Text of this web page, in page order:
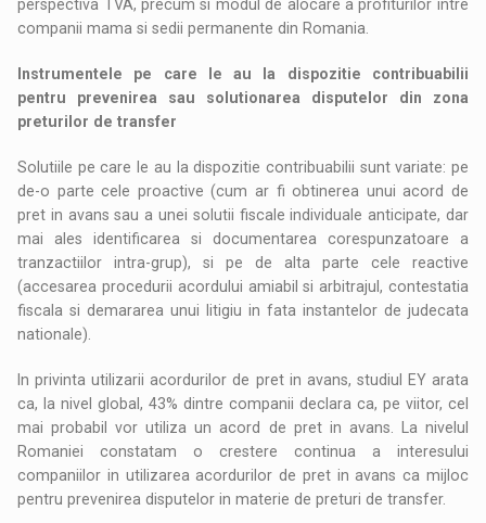
perspectiva TVA, precum si modul de alocare a profiturilor intre
companii mama si sedii permanente din Romania.
Instrumentele pe care le au la dispozitie contribuabilii
pentru prevenirea sau solutionarea disputelor din zona
preturilor de transfer
Solutiile pe care le au la dispozitie contribuabilii sunt variate: pe
de-o parte cele proactive (cum ar fi obtinerea unui acord de
pret in avans sau a unei solutii fiscale individuale anticipate, dar
mai ales identificarea si documentarea corespunzatoare a
tranzactiilor intra-grup), si pe de alta parte cele reactive
(accesarea procedurii acordului amiabil si arbitrajul, contestatia
fiscala si demararea unui litigiu in fata instantelor de judecata
nationale).
In privinta utilizarii acordurilor de pret in avans, studiul EY arata
ca, la nivel global, 43% dintre companii declara ca, pe viitor, cel
mai probabil vor utiliza un acord de pret in avans. La nivelul
Romaniei constatam o crestere continua a interesului
companiilor in utilizarea acordurilor de pret in avans ca mijloc
pentru prevenirea disputelor in materie de preturi de transfer.